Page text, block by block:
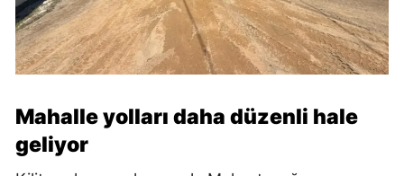
Mahalle yolları daha düzenli hale
geliyor